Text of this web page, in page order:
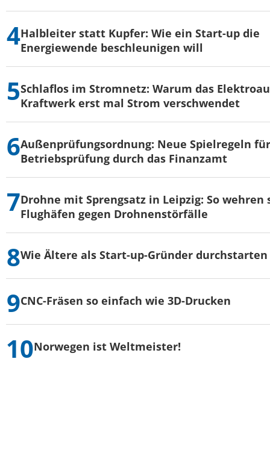
Halbleiter statt Kupfer: Wie ein Start-up die
Energiewende beschleunigen will
Schlaflos im Stromnetz: Warum das
Kraftwerk erst mal Strom verschwendet
Außenprüfungsordnung: Neue Spielregeln
Betriebsprüfung durch das Finanzamt
Drohne mit Sprengsatz in Leipzig: So wehren
Flughäfen gegen Drohnenstörfälle
Wie Ältere als Start-up-Gründer durchstarten
CNC-Fräsen so einfach wie 3D-Drucken
Norwegen ist Weltmeister!